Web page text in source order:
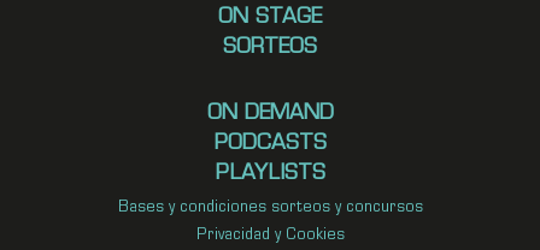
ON STAGE
SORTEOS
ON DEMAND
PODCASTS
PLAYLISTS
Bases y condiciones sorteos y concursos
Privacidad y Cookies